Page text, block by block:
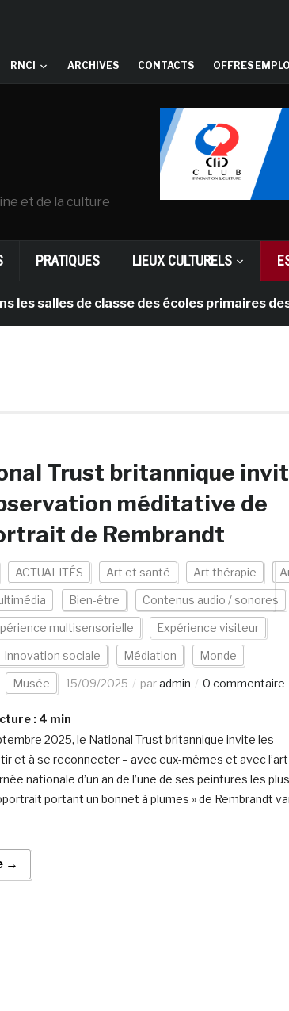
RNCI ARCHIVES CONTACTS OFFRES
et de la culture
PRATIQUES LIEUX CULTURELS
de classe des écoles primaires des
Trust britannique
méditative de
de Rembrandt
ACTUALITÉS Art et santé Art thérapie
Bien-être Contenus audio / sonores
multisensorielle Expérience visiteur
Innovation sociale Médiation Monde
Musée 15/09/2025 paradmin 0 commentaire
: 4 min
2025, le National Trust britannique invite les
et à se reconnecter – avec eux-mêmes et avec l’art
nationale d’un an de l’une de ses peintures les plus
portant un bonnet à plumes » de Rembrandt
→